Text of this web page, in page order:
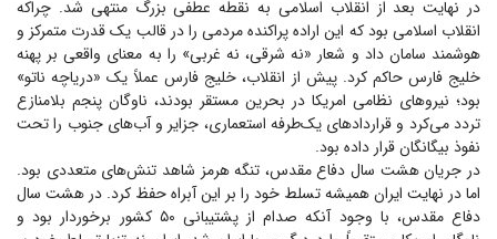
در نهایت بعد از انقلاب اسلامی به نقطه عطفی بزرگ منتهی شد. چراکه
انقلاب اسلامی بود که این اراده پراکنده مردمی را در قالب یک قدرت متمرکز و
هوشمند سامان داد و شعار «نه شرقی، نه غربی» را به معنای واقعی بر پهنه
خلیج فارس حاکم کرد. پیش از انقلاب، خلیج فارس عملاً یک «دریاچه ناتو»
بود؛ نیرو‌های نظامی امریکا در بحرین مستقر بودند، ناوگان پنجم بلامنازع
تردد می‌کرد و قرارداد‌های یک‌طرفه استعماری، جزایر و آب‌های جنوب را تحت
نفوذ بیگانگان قرار داده بود.
در جریان هشت سال دفاع مقدس، تنگه هرمز شاهد تنش‌های متعددی بود.
اما در نهایت ایران همیشه تسلط خود را بر این آبراه حفظ کرد. در هشت سال
دفاع مقدس، با وجود آنکه صدام از پشتیبانی ۵۰ کشور برخوردار بود و